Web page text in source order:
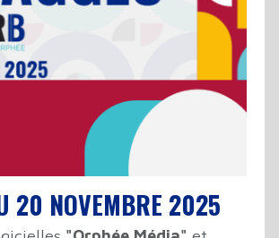
20 NOVEMBRE 2025